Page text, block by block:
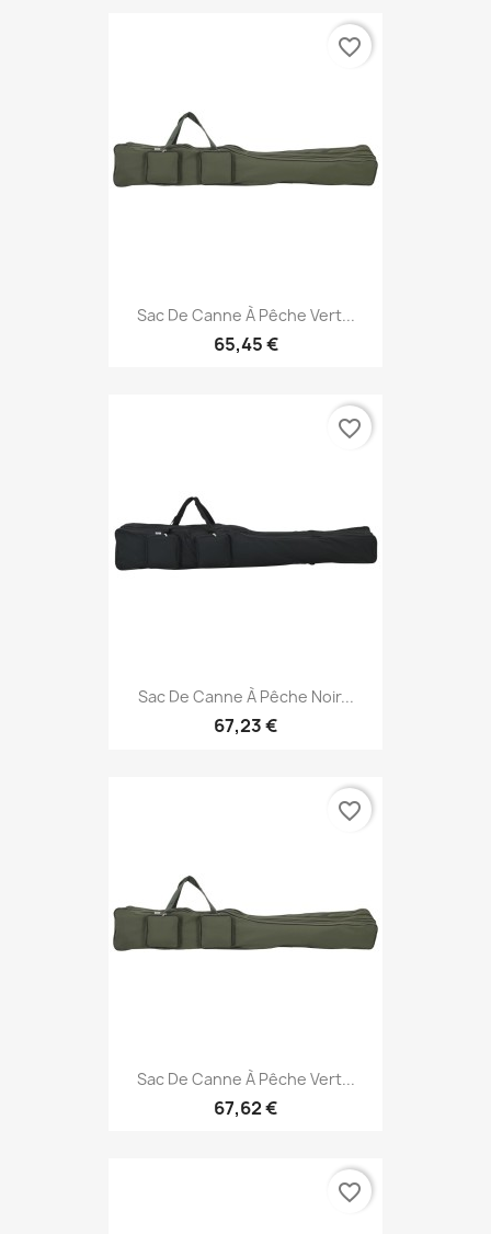
Sac De Canne À Pêche Vert...
65,45 €
favorite_border
Sac De Canne À Pêche Noir...
67,23 €
favorite_border
Sac De Canne À Pêche Vert...
67,62 €
favorite_border
favorite_border